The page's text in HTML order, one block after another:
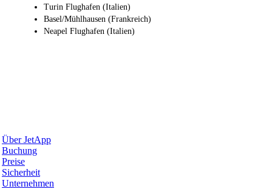
Turin Flughafen (Italien)
Basel/Mühlhausen (Frankreich)
Neapel Flughafen (Italien)
Über JetApp
Buchung
Preise
Sicherheit
Unternehmen